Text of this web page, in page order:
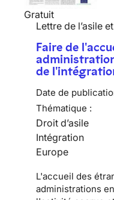
Gratuit
Lettre de l’asile
Faire de
de
Date de
Thématique :
Droit d’asile
Intégration
Europe
L'accueil des
administrations